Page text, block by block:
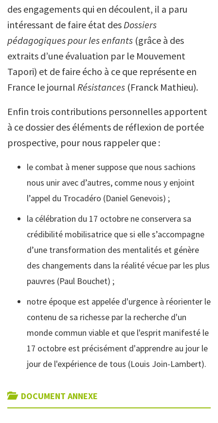
des engagements qui en découlent, il a paru
intéressant de faire état desDossiers
pédagogiques pour les enfants (grâce à des
extraits d’une évaluation par le Mouvement
Tapori) et de faire écho à ce que représente en
France le journal Résistances (Franck Mathieu).
Enfin trois contributions personnelles apportent
à ce dossier des éléments de réflexion de portée
prospective, pour nous rappeler que :
le combat à mener suppose que nous sachions
nous unir avec d’autres, comme nous y enjoint
l’appel du Trocadéro (Daniel Genevois) ;
la célébration du 17 octobre ne conservera sa
crédibilité mobilisatrice que si elle s’accompagne
d’une transformation des mentalités et génère
des changements dans la réalité vécue par les plus
pauvres (Paul Bouchet) ;
notre époque est appelée d'urgence à réorienter le
contenu de sa richesse par la recherche d'un
monde commun viable et que l'esprit manifesté le
17 octobre est précisément d'apprendre au jour le
jour de l'expérience de tous (Louis Join-Lambert).
DOCUMENT ANNEXE